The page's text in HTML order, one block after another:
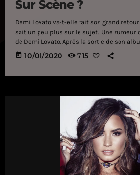
Sur Scène ?
Demi Lovato va-t-elle fait son grand retour
sait un peu plus sur le sujet. Une rumeur
de Demi Lovato. Après la sortie de son
Me en 2017, la chanteuse de 27 ans s'est
tournée mondiale avant de se retirer. Elle
today 10/01/2020 715